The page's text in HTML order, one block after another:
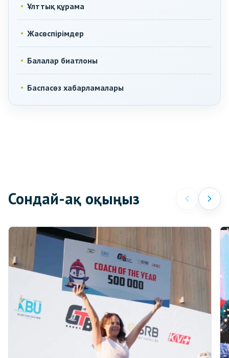
Ұлттық құрама
Жасөспірімдер
Балалар биатлоны
Баспасөз хабарламалары
Сондай-ақ оқыңыз